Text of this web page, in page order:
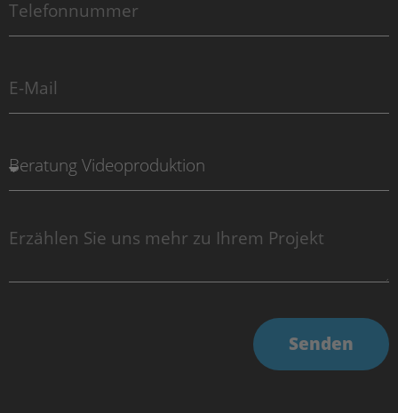
Senden